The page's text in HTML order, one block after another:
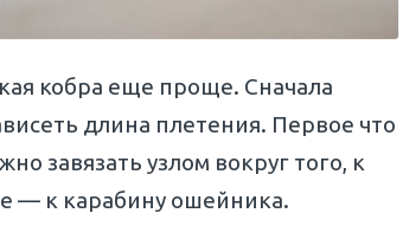
кобра еще проще. Сначала
длина плетения. Первое что
завязать узлом вокруг того, к
— к карабину ошейника.